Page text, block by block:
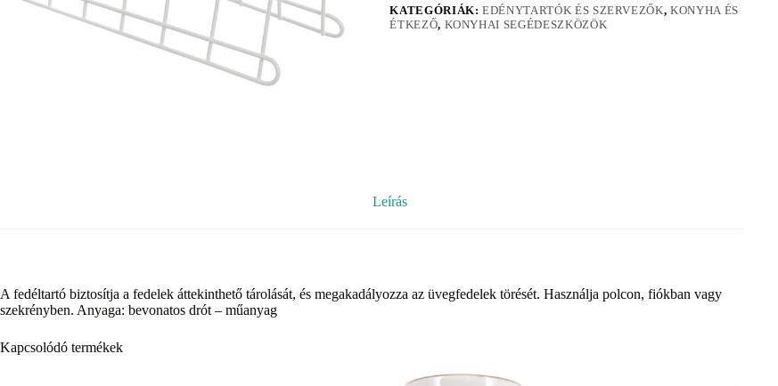
KATEGÓRIÁK:EDÉNYTARTÓK ÉS SZERVEZŐK,KONYHA ÉS
ÉTKEZŐ, KONYHAI SEGÉDESZKÖZÖK
Leírás
A fedéltartó biztosítja a fedelek áttekinthető tárolását, és megakadályozza az üvegfedelek törését. Használja polcon, fiókban vagy
szekrényben. Anyaga: bevonatos drót – műanyag
Kapcsolódó termékek